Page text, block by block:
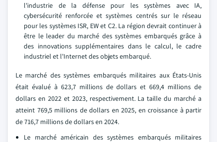
l'industrie de la défense pour les systèmes avec IA,
cybersécurité renforcée et systèmes centrés sur le réseau
pour les systèmes ISR, EW et C2. La région devrait continuer à
être le leader du marché des systèmes embarqués grâce à
des innovations supplémentaires dans le calcul, le cadre
industriel et l'Internet des objets embarqué.
Le marché des systèmes embarqués militaires aux États-Unis
était évalué à 623,7 millions de dollars et 669,4 millions de
dollars en 2022 et 2023, respectivement. La taille du marché a
atteint 769,5 millions de dollars en 2025, en croissance à partir
de 716,7 millions de dollars en 2024.
Le marché américain des systèmes embarqués militaires